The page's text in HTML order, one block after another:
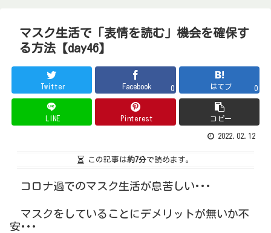
マスク生活で「表情を読む」機会を確保す
る方法【day46】
Twitter Facebook 0 はてブ 0
LINE Pinterest コピー
2022.02.12
この記事は約7分で読めます。
コロナ過でのマスク生活が息苦しい･･･
マスクをしていることにデメリットが無いか不
安･･･